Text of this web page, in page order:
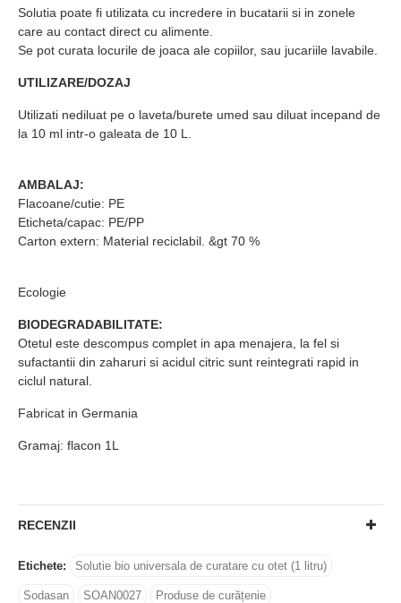
Solutia poate fi utilizata cu incredere in bucatarii si in zonele
care au contact direct cu alimente.
Se pot curata locurile de joaca ale copiilor, sau jucariile lavabile.
UTILIZARE/DOZAJ
Utilizati nediluat pe o laveta/burete umed sau diluat incepand de
la 10 ml intr-o galeata de 10 L.
AMBALAJ:
Flacoane/cutie: PE
Eticheta/capac: PE/PP
Carton extern: Material reciclabil. &gt 70 %
Ecologie
BIODEGRADABILITATE:
Otetul este descompus complet in apa menajera, la fel si
sufactantii din zaharuri si acidul citric sunt reintegrati rapid in
ciclul natural.
Fabricat in Germania
Gramaj: flacon 1L
RECENZII
Etichete: Solutie bio universala de curatare cu otet (1 litru)
Sodasan SOAN0027 Produse de curățenie